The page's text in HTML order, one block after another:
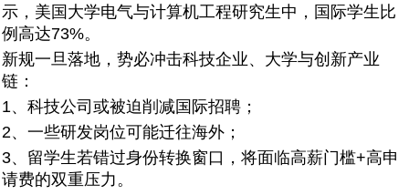
示，美国大学电气与计算机工程研究生中，国际学生比
例高达73%。
新规一旦落地，势必冲击科技企业、大学与创新产业
链：
1、科技公司或被迫削减国际招聘；
2、一些研发岗位可能迁往海外；
3、留学生若错过身份转换窗口，将面临高薪门槛+高申
请费的双重压力。